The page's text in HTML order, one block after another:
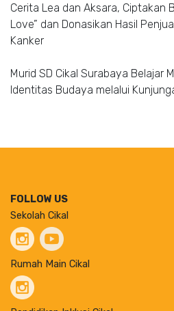
Cerita Lea dan Aksara, Ciptakan
Love” dan Donasikan Hasil
Kanker
Murid SD Cikal Surabaya Belajar
Identitas Budaya melalui
FOLLOW US
Sekolah Cikal
Rumah Main Cikal